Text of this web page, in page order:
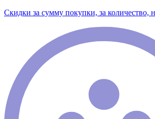
Скидки за сумму покупки, за количество,